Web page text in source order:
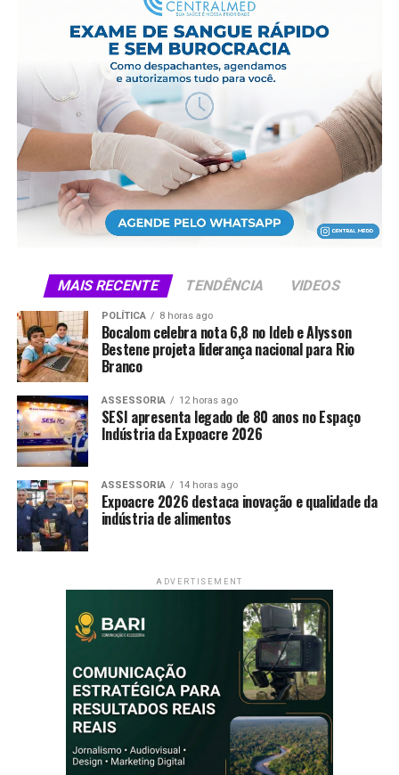
MAIS RECENTE TENDÊNCIA VIDEOS
POLÍTICA 8 horas ago
Bocalom celebra nota 6,8 no Ideb e Alysson
Bestene projeta liderança nacional para Rio
Branco
ASSESSORIA 12 horas ago
SESI apresenta legado de 80 anos no Espaço
Indústria da Expoacre 2026
ASSESSORIA 14 horas ago
Expoacre 2026 destaca inovação e qualidade da
indústria de alimentos
ADVERTISEMENT